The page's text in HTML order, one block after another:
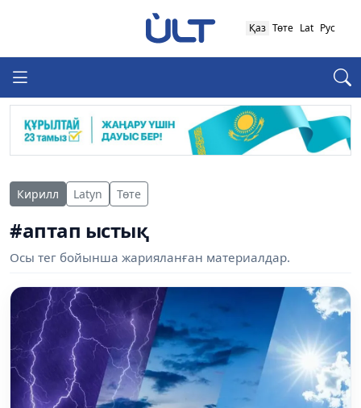
Қаз Төте Lat Рус
Кирилл Latyn Төте
#аптап ыстық
Осы тег бойынша жарияланған материалдар.